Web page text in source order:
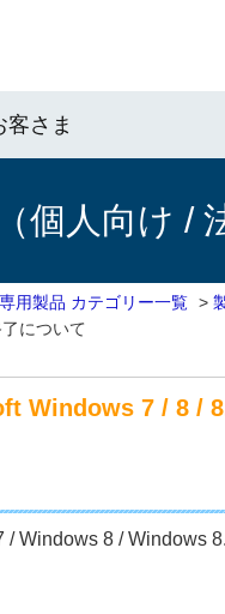
客さま
人向け /
用製品 カテゴリー一覧 >
について
Windows 7 / 8 /
/ Windows 8 / Windows